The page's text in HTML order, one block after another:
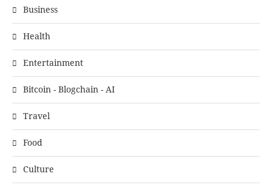
Business
Health
Entertainment
Bitcoin - Blogchain - AI
Travel
Food
Culture